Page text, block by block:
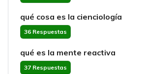
qué cosa es la cienciología
36 Respuestas
qué es la mente reactiva
37 Respuestas